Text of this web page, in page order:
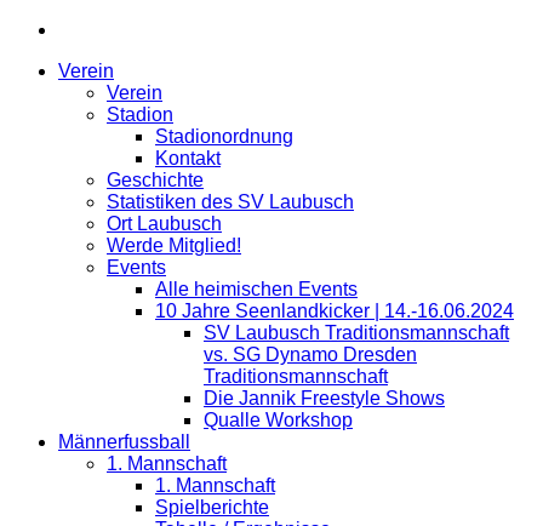
Verein
Verein
Stadion
Stadionordnung
Kontakt
Geschichte
Statistiken des SV Laubusch
Ort Laubusch
Werde Mitglied!
Events
Alle heimischen Events
10 Jahre Seenlandkicker | 14.-16.06.2024
SV Laubusch Traditionsmannschaft
vs. SG Dynamo Dresden
Traditionsmannschaft
Die Jannik Freestyle Shows
Qualle Workshop
Männerfussball
1. Mannschaft
1. Mannschaft
Spielberichte